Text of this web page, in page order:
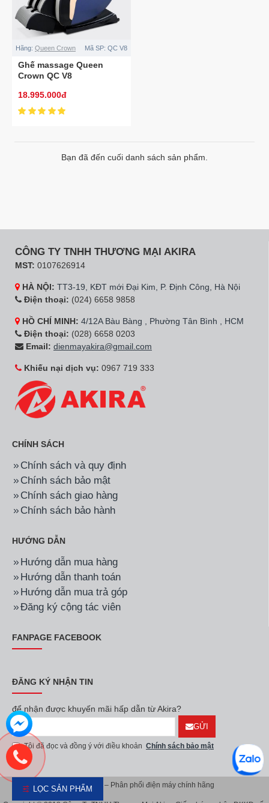
Hãng: Queen Crown Mã SP: QC V8
Ghế massage Queen
Crown QC V8
18.995.000đ
Bạn đã đến cuối danh sách sản phẩm.
CÔNG TY TNHH THƯƠNG MẠI AKIRA
MST: 0107626914
HÀ NỘI: TT3-19, KĐT mới Đại Kim, P. Định Công, Hà Nội
Điện thoại: (024) 6658 9858
HỒ CHÍ MINH: 4/12A Bàu Bàng , Phường Tân Bình , HCM
Điện thoại: (028) 6658 0203
Email: dienmayakira@gmail.com
Khiếu nại dịch vụ: 0967 719 333
CHÍNH SÁCH
Chính sách và quy định
Chính sách bảo mật
Chính sách giao hàng
Chính sách bảo hành
HƯỚNG DẪN
Hướng dẫn mua hàng
Hướng dẫn thanh toán
Hướng dẫn mua trả góp
Đăng ký cộng tác viên
FANPAGE FACEBOOK
ĐĂNG KÝ NHẬN TIN
để nhận được khuyến mãi hấp dẫn từ Akira?
GỬI
Tôi đã đọc và đồng ý với điều khoản Chính sách bảo mật
Akira Việt Nam – Phân phối điện máy chính hãng
LỌC SẢN PHẨM